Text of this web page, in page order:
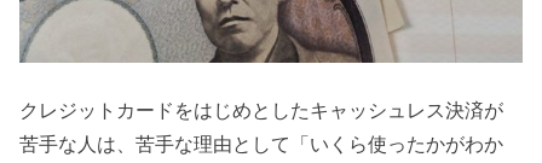
クレジットカードをはじめとしたキャッシュレス決済が
苦手な人は、苦手な理由として「いくら使ったかがわか